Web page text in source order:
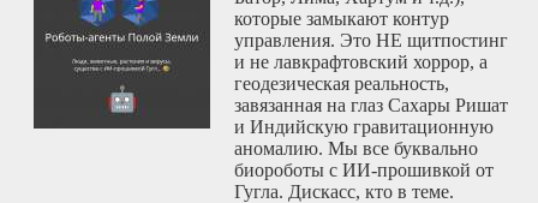
которые замыкают контур
управления. Это НЕ щитпостинг
и не лавкрафтовский хоррор, а
геодезическая реальность,
завязанная на глаз Сахары Ришат
и Индийскую гравитационную
аномалию. Мы все буквально
биороботы с ИИ-прошивкой от
Гугла. Дискасс, кто в теме.